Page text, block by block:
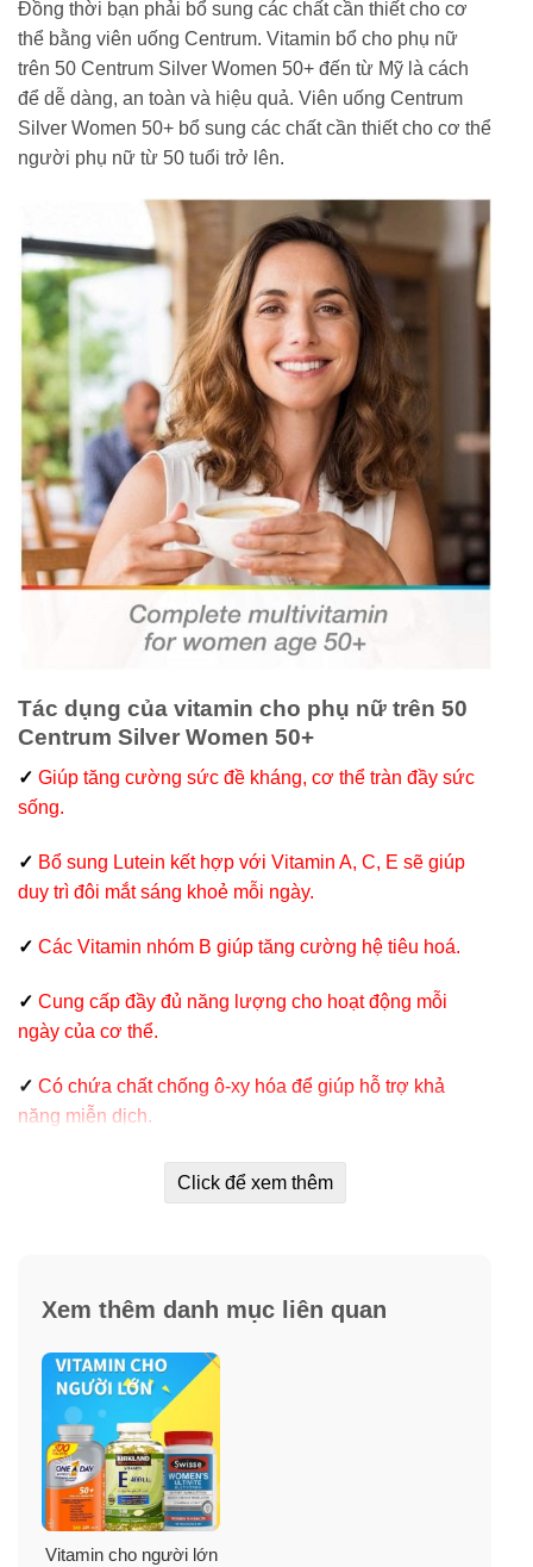
Đồng thời bạn phải bổ sung các chất cần thiết cho cơ
thể bằng viên uống Centrum. Vitamin bổ cho phụ nữ
trên 50 Centrum Silver Women 50+ đến từ Mỹ là cách
để dễ dàng, an toàn và hiệu quả. Viên uống Centrum
Silver Women 50+ bổ sung các chất cần thiết cho cơ thể
người phụ nữ từ 50 tuổi trở lên.
Tác dụng của vitamin cho phụ nữ trên 50
Centrum Silver Women 50+
✓ Giúp tăng cường sức đề kháng, cơ thể tràn đầy sức
sống.
✓ Bổ sung Lutein kết hợp với Vitamin A, C, E sẽ giúp
duy trì đôi mắt sáng khoẻ mỗi ngày.
✓ Các Vitamin nhóm B giúp tăng cường hệ tiêu hoá.
✓ Cung cấp đầy đủ năng lượng cho hoạt động mỗi
ngày của cơ thể.
✓ Có chứa chất chống ô-xy hóa để giúp hỗ trợ khả
năng miễn dịch.
Tăng cường sức đề kháng, ổn định hoạt động sinh
học cho các hệ cơ quan.
Vitamin bổ sung cho phụ nữ trên 50
Hiện giờ vitamin cho phụ nữ trên 50 Centrum Silver
Women 50+ nhỏ hơn 25%. Và Centrum Silver 50+ có
một lớp phủ mịn mới dễ nuốt.
Click để xem thêm
Xem thêm danh mục liên quan
Vitamin cho người lớn